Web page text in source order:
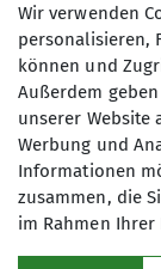
Über den Verein
Aktivitäten
Wir verwenden
personalisieren,
können und
Außerdem
unserer Website
Werbung und
Informationen
zusammen, die
im Rahmen